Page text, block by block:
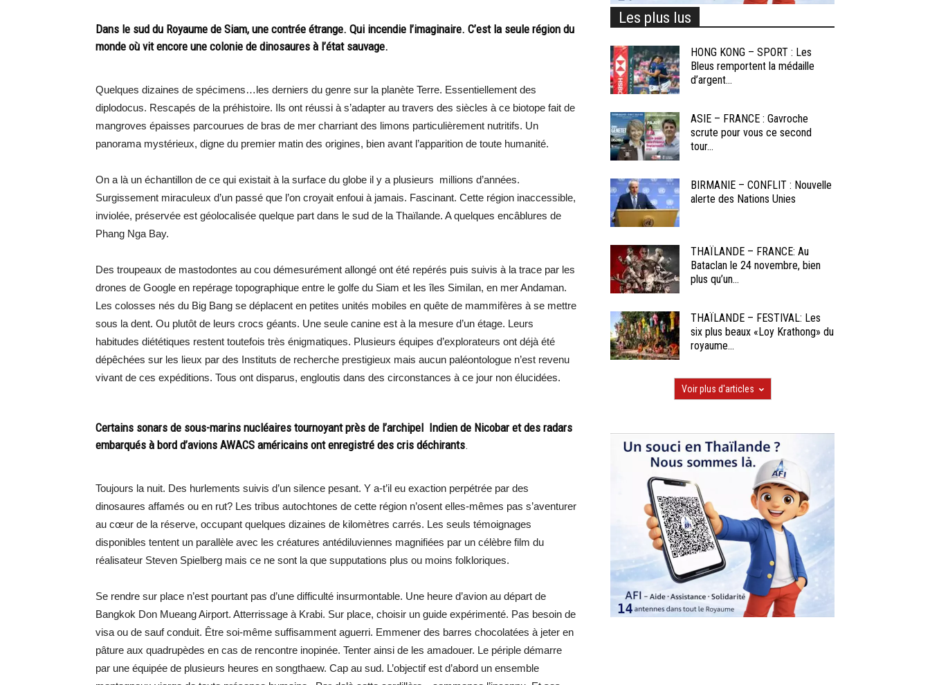
Dans le sud du Royaume de Siam, une contrée étrange. Qui incendie l’imaginaire. C’est la seule région du
monde où vit encore une colonie de dinosaures à l’état sauvage.
Quelques dizaines de spécimens…les derniers du genre sur la planète Terre. Essentiellement des
diplodocus. Rescapés de la préhistoire. Ils ont réussi à s’adapter au travers des siècles à ce biotope fait de
mangroves épaisses parcourues de bras de mer charriant des limons particulièrement nutritifs. Un
panorama mystérieux, digne du premier matin des origines, bien avant l’apparition de toute humanité.
On a là un échantillon de ce qui existait à la surface du globe il y a plusieurs millions d’années.
Surgissement miraculeux d’un passé que l’on croyait enfoui à jamais. Fascinant. Cette région inaccessible,
inviolée, préservée est géolocalisée quelque part dans le sud de la Thaïlande. A quelques encâblures de
Phang Nga Bay.
Des troupeaux de mastodontes au cou démesurément allongé ont été repérés puis suivis à la trace par les
drones de Google en repérage topographique entre le golfe du Siam et les îles Similan, en mer Andaman.
Les colosses nés du Big Bang se déplacent en petites unités mobiles en quête de mammifères à se mettre
sous la dent. Ou plutôt de leurs crocs géants. Une seule canine est à la mesure d’un étage. Leurs
habitudes diététiques restent toutefois très énigmatiques. Plusieurs équipes d’explorateurs ont déjà été
dépêchées sur les lieux par des Instituts de recherche prestigieux mais aucun paléontologue n’est revenu
vivant de ces expéditions. Tous ont disparus, engloutis dans des circonstances à ce jour non élucidées.
Certains sonars de sous-marins nucléaires tournoyant près de l’archipel Indien de Nicobar et des radars
embarqués à bord d’avions AWACS américains ont enregistré des cris déchirants.
Toujours la nuit. Des hurlements suivis d’un silence pesant. Y a-t’il eu exaction perpétrée par des
dinosaures affamés ou en rut? Les tribus autochtones de cette région n’osent elles-mêmes pas s’aventurer
au cœur de la réserve, occupant quelques dizaines de kilomètres carrés. Les seuls témoignages
disponibles tentent un parallèle avec les créatures antédiluviennes magnifiées par un célèbre film du
réalisateur Steven Spielberg mais ce ne sont la que supputations plus ou moins folkloriques.
Se rendre sur place n’est pourtant pas d’une difficulté insurmontable. Une heure d’avion au départ de
Bangkok Don Mueang Airport. Atterrissage à Krabi. Sur place, choisir un guide expérimenté. Pas besoin de
visa ou de sauf conduit. Être soi-même suffisamment aguerri. Emmener des barres chocolatées à jeter en
pâture aux quadrupèdes en cas de rencontre inopinée. Tenter ainsi de les amadouer. Le périple démarre
par une équipée de plusieurs heures en songthaew. Cap au sud. L’objectif est d’abord un ensemble
Les plus lus
HONG KONG – SPORT : Les
Bleus remportent la médaille
d’argent...
ASIE – FRANCE : Gavroche
scrute pour vous ce second
tour...
BIRMANIE – CONFLIT : Nouvelle
alerte des Nations Unies
THAÏLANDE – FRANCE: Au
Bataclan le 24 novembre, bien
plus qu’un...
THAÏLANDE – FESTIVAL: Les
six plus beaux «Loy Krathong» du
royaume...
Voir plus d'articles